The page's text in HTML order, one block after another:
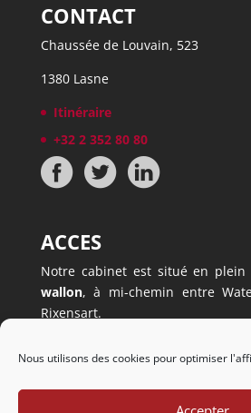
Nous utilisons des cookies pour optimiser
CONTACT
Chaussée de Louvain, 523
1380 Lasne
Itinéraire
+32 2 352 80 80
ACCES
Notre cabinet est situé en plein
wallon, à mi-chemin entre
Rixensart.
ring(sortie Mont-Saint-Jean).